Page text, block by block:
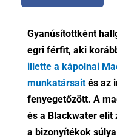
Gyanúsítottként
egri férfit, aki
illette a kápolnai
munkatársait és az
fenyegetőzött. A
és a Blackwater elit
a bizonyítékok